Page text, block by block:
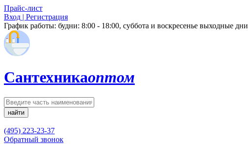
Прайс-лист
Вход | Регистрация
График работы: будни: 8:00 - 18:00, суббота и воскресенье выходные дни
Сантехникаоптом
найти
(495) 223-23-37
Обратный звонок